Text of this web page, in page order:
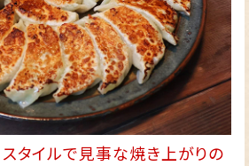
」スタイルで見事な焼き上がりの